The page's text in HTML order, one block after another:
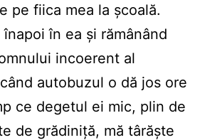
pe fiica mea la școală.
în ea și rămânând
incoerent al
autobuzul o dă jos ore
ce degetul ei mic, plin de
de grădiniță, mă târăște